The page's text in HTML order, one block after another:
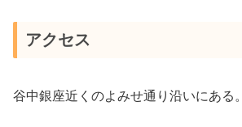
アクセス
谷中銀座近くのよみせ通り沿いにある。